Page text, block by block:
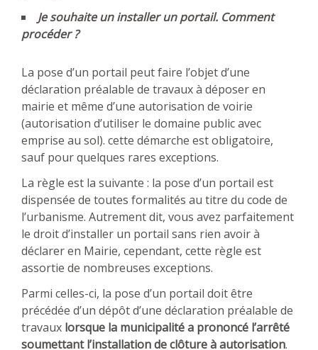
Je souhaite un installer un portail. Comment
procéder ?
La pose d’un portail peut faire l’objet d’une
déclaration préalable de travaux à déposer en
mairie et même d’une autorisation de voirie
(autorisation d’utiliser le domaine public avec
emprise au sol). cette démarche est obligatoire,
sauf pour quelques rares exceptions.
La règle est la suivante : la pose d’un portail est
dispensée de toutes formalités au titre du code de
l’urbanisme. Autrement dit, vous avez parfaitement
le droit d’installer un portail sans rien avoir à
déclarer en Mairie, cependant, cette règle est
assortie de nombreuses exceptions.
Parmi celles-ci, la pose d’un portail doit être
précédée d’un dépôt d’une déclaration préalable de
travaux lorsque la municipalité a prononcé l’arrêté
soumettant l’installation de clôture à autorisation.